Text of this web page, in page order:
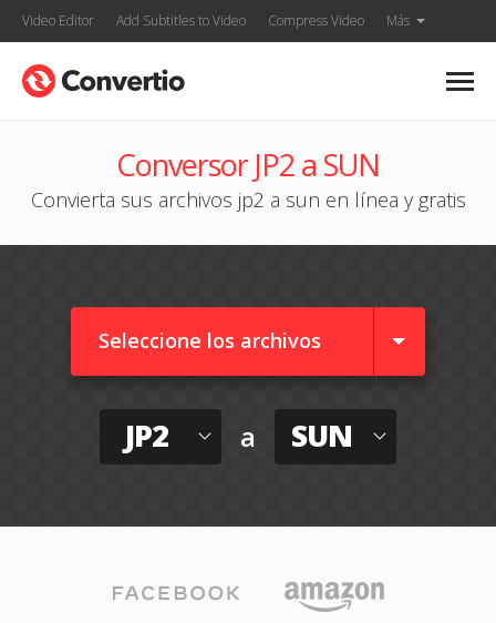
Video Editor Add Subtitles to Video Compress Video Más
Conversor JP2 a SUN
Convierta sus archivos jp2 a sun en línea y gratis
Seleccione los archivos
JP2 a SUN